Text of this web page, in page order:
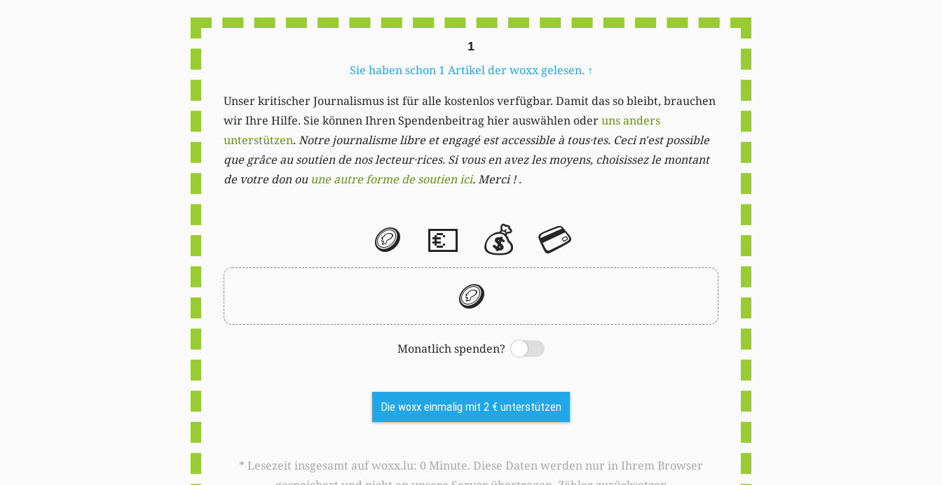
1
Sie haben schon 1 Artikel der woxx gelesen. ↑
Unser kritischer Journalismus ist für alle kostenlos verfügbar. Damit das so bleibt, brauchen
wir Ihre Hilfe. Sie können Ihren Spendenbeitrag hier auswählen oderuns anders
unterstützen. Notre journalisme libre et engagé est accessible à tous·tes. Ceci n'est possible
que grâce au soutien de nos lecteur·rices. Si vous en avez les moyens, choisissez le montant
de votre don ou une autre forme de soutien ici. Merci ! .
🪙 💶 💰 💳
🪙
Monatlich spenden?
Switch
Die woxx einmalig mit 2 € unterstützen
* Lesezeit insgesamt auf woxx.lu: 0 Minute. Diese Daten werden nur in Ihrem Browser